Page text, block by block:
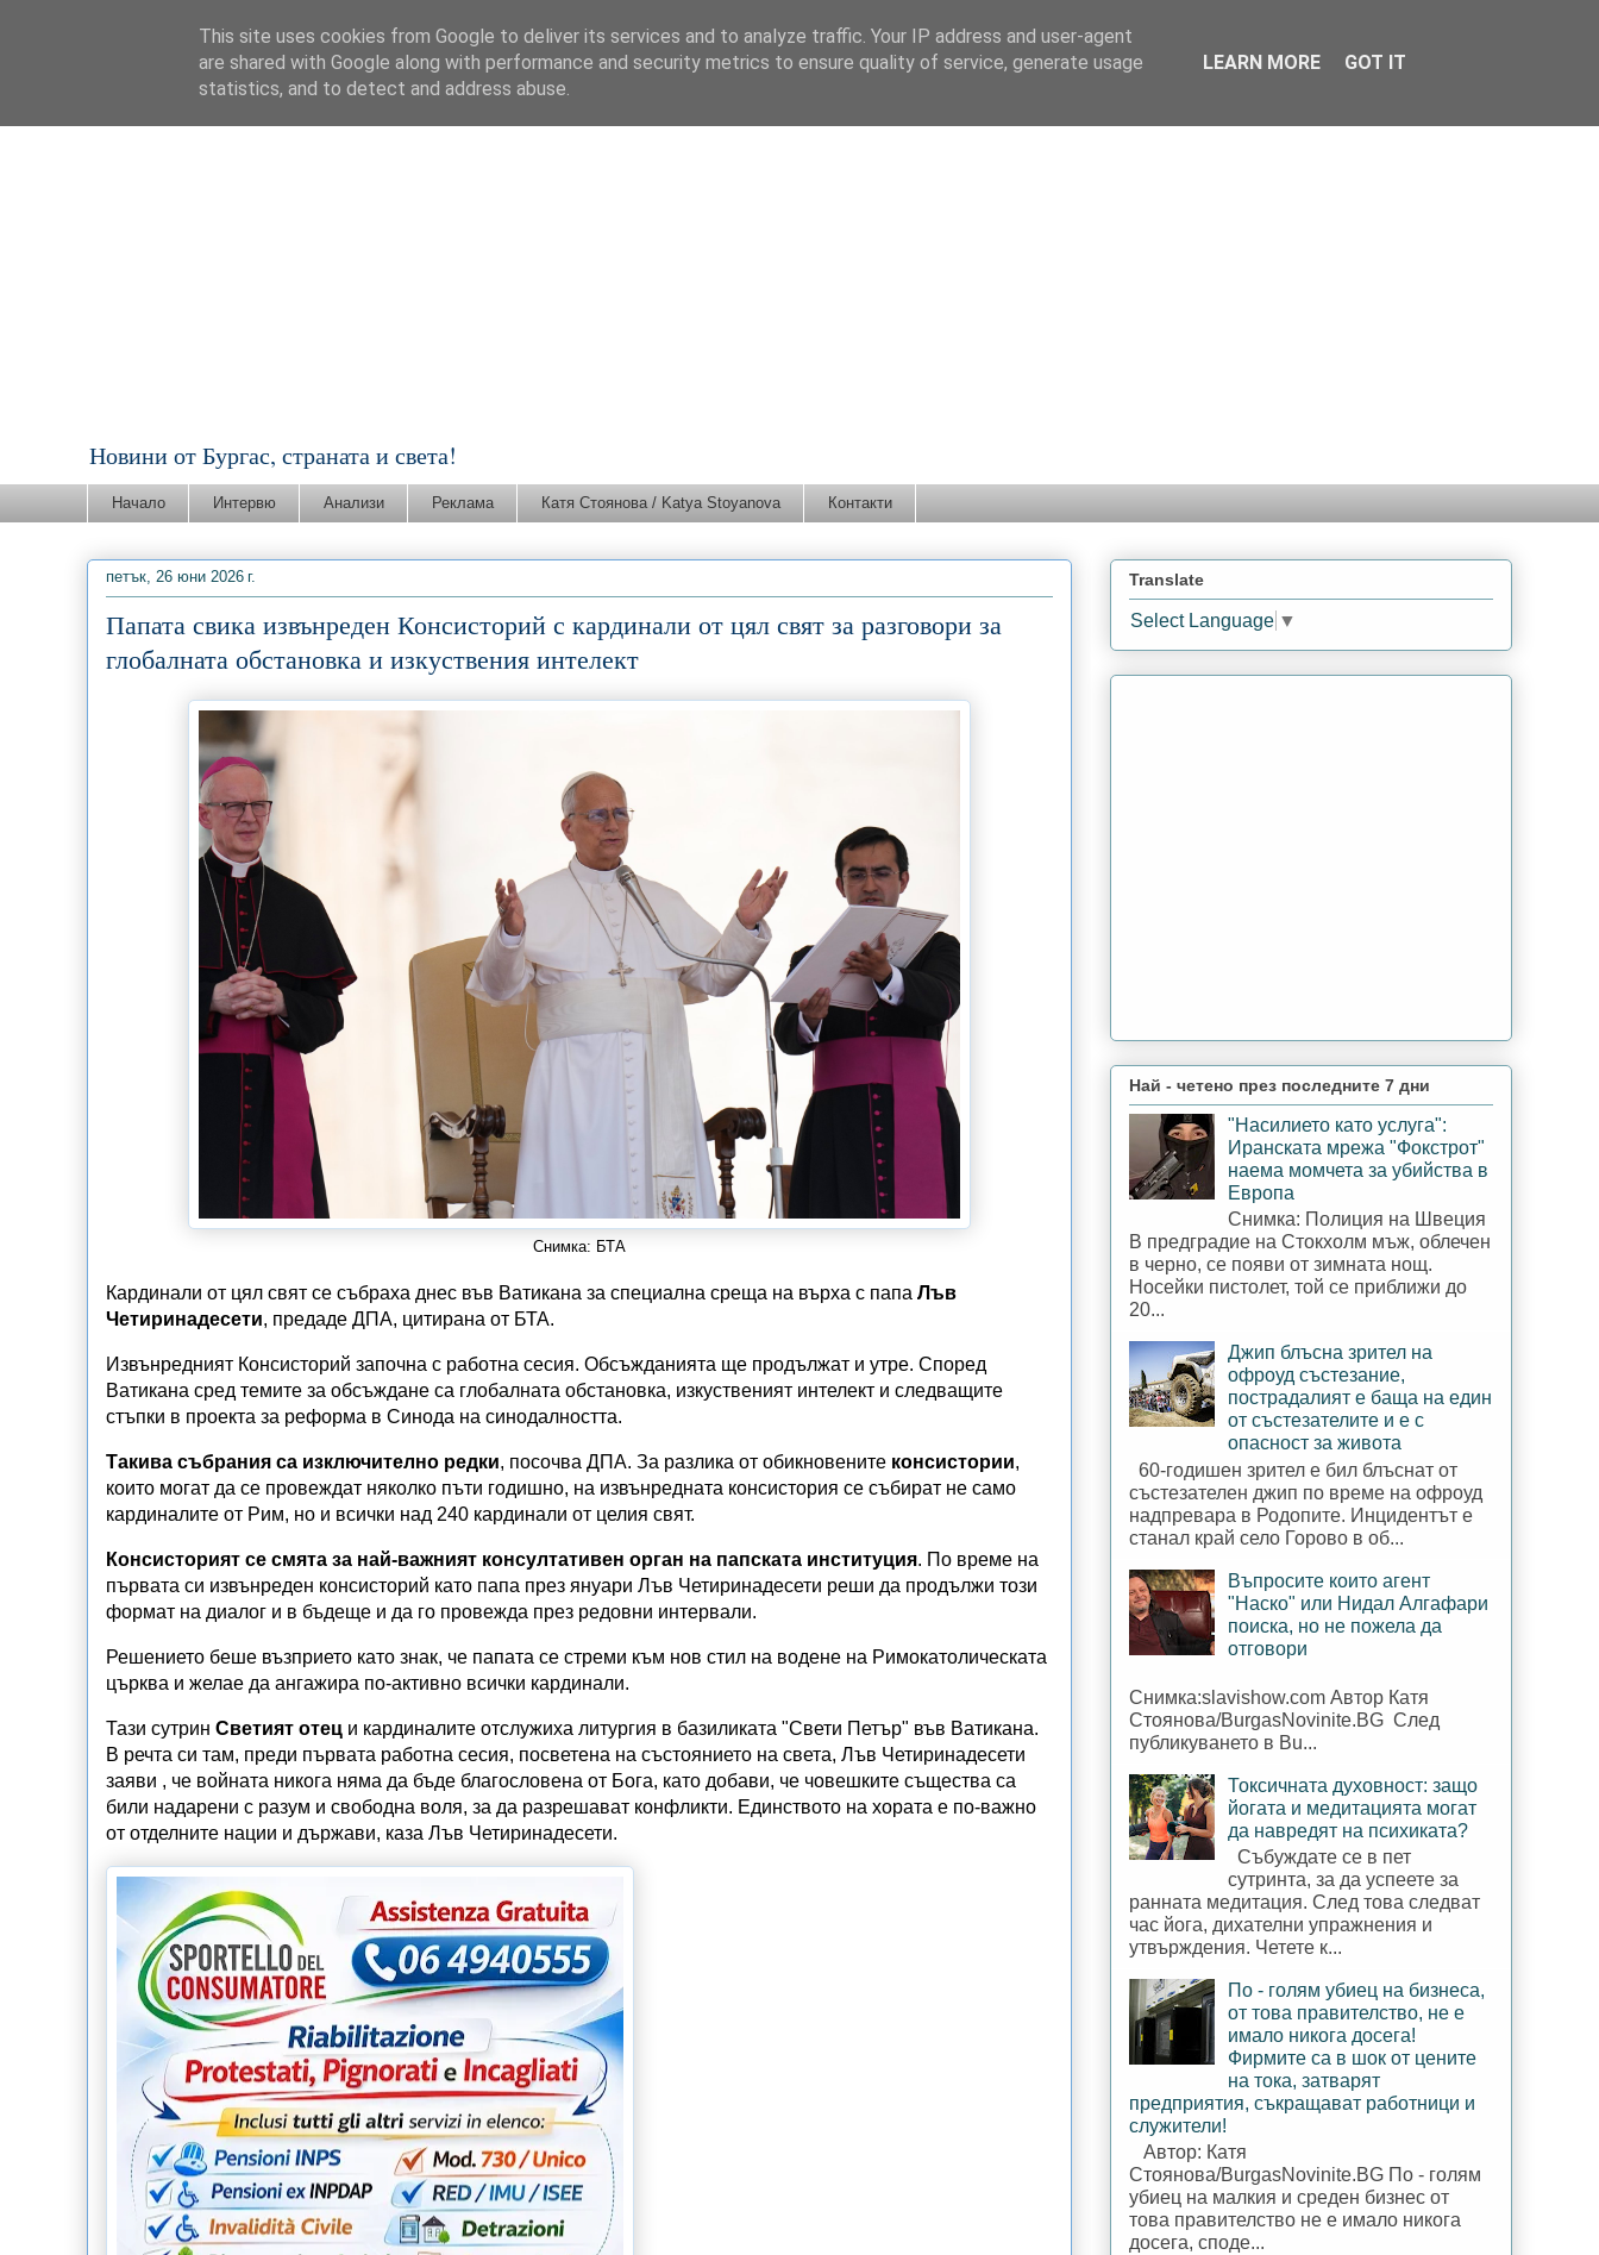
Новини от Бургас, страната и света!
Начало Интервю Анализи Реклама Катя Стоянова / Katya Stoyanova Контакти
петък, 26 юни 2026 г.
Папата свика извънреден Консисторий с кардинали от цял свят за разговори за
глобалната обстановка и изкуствения интелект
Снимка: БТА
Кардинали от цял свят се събраха днес във Ватикана за специална среща на върха с папа Лъв
Четиринадесети, предаде ДПА, цитирана от БТА.
Извънредният Консисторий започна с работна сесия. Обсъжданията ще продължат и утре. Според
Ватикана сред темите за обсъждане са глобалната обстановка, изкуственият интелект и следващите
стъпки в проекта за реформа в Синода на синодалността.
Такива събрания са изключително редки, посочва ДПА. За разлика от обикновените консистории,
които могат да се провеждат няколко пъти годишно, на извънредната консистория се събират не само
кардиналите от Рим, но и всички над 240 кардинали от целия свят.
Консисторият се смята за най-важният консултативен орган на папската институция. По време на
първата си извънреден консисторий като папа през януари Лъв Четиринадесети реши да продължи този
формат на диалог и в бъдеще и да го провежда през редовни интервали.
Решението беше възприето като знак, че папата се стреми към нов стил на водене на Римокатолическата
църква и желае да ангажира по-активно всички кардинали.
Тази сутрин Светият отец и кардиналите отслужиха литургия в базиликата "Свети Петър" във Ватикана.
В речта си там, преди първата работна сесия, посветена на състоянието на света, Лъв Четиринадесети
заяви , че войната никога няма да бъде благословена от Бога, като добави, че човешките същества са
били надарени с разум и свободна воля, за да разрешават конфликти. Единството на хората е по-важно
от отделните нации и държави, каза Лъв Четиринадесети.
Translate
Select Language ▼
Най - четено през последните 7 дни
"Насилието като услуга":
Иранската мрежа "Фокстрот"
наема момчета за убийства в
Европа
Снимка: Полиция на Швеция
В предградие на Стокхолм мъж, облечен
в черно, се появи от зимната нощ.
Носейки пистолет, той се приближи до
20...
Джип блъсна зрител на
офроуд състезание,
пострадалият е баща на един
от състезателите и е с
опасност за живота
60-годишен зрител е бил блъснат от
състезателен джип по време на офроуд
надпревара в Родопите. Инцидентът е
станал край село Горово в об...
Въпросите които агент
"Наско" или Нидал Алгафари
поиска, но не пожела да
отговори
Снимка:slavishow.com Автор Катя
Стоянова/BurgasNovinite.BG След
публикуването в Bu...
Токсичната духовност: защо
йогата и медитацията могат
да навредят на психиката?
Събуждате се в пет
сутринта, за да успеете за
ранната медитация. След това следват
час йога, дихателни упражнения и
утвърждения. Четете к...
По - голям убиец на бизнеса,
от това правителство, не е
имало никога досега!
Фирмите са в шок от цените
на тока, затварят
предприятия, съкращават работници и
служители!
Автор: Катя
Стоянова/BurgasNovinite.BG По - голям
убиец на малкия и среден бизнес от
това правителство не е имало никога
досега, споде...
This site uses cookies from Google to deliver its services and to analyze traffic. Your IP address and user-agent
are shared with Google along with performance and security metrics to ensure quality of service, generate usage
statistics, and to detect and address abuse.
LEARN MORE GOT IT